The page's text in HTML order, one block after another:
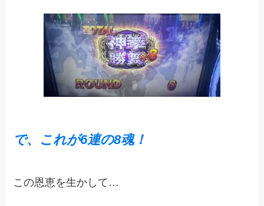
で、これが6連の8魂！
この恩恵を生かして…